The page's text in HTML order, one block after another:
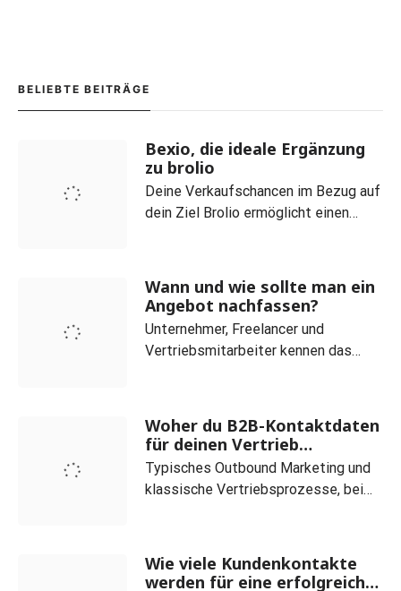
BELIEBTE BEITRÄGE
Bexio, die ideale Ergänzung
zu brolio
Deine Verkaufschancen im Bezug auf
dein Ziel Brolio ermöglicht einen
Verkaufsprozess stets übersichtlich
ab. Kunden- und Produktkategorien
lassen sich dabei ganz einfach
verwalten. Des Weiteren siehst du
Wann und wie sollte man ein
Angebot nachfassen?
Unternehmer, Freelancer und
Vertriebsmitarbeiter kennen das
entsprechendes Angebot verschickt,
erhältst darauf jedoch keine
Rückmeldung. Tatsächlich ist es
keine Seltenheit, dass (potenzielle)
Kunden abspringen, obwohl dir der
Woher du B2B-Kontaktdaten
für deinen Vertrieb
bekommst und wie du diese
qualifizierst?
Typisches Outbound Marketing und
klassische Vertriebsprozesse, bei
potenzielle Kunden zugehen, setzen
das Vorhandensein spezifischer
Wie viele Kundenkontakte
werden für eine erfolgreiche